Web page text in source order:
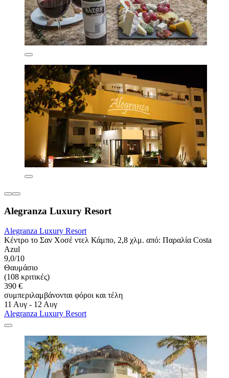
Alegranza Luxury Resort
Alegranza Luxury Resort
Κέντρο το Σαν Χοσέ ντελ Κάμπο, 2,8 χλμ. από: Παραλία Costa
Azul
9,0/10
Θαυμάσιο
(108 κριτικές)
390 €
συμπεριλαμβάνονται φόροι και τέλη
11 Αυγ - 12 Αυγ
Alegranza Luxury Resort